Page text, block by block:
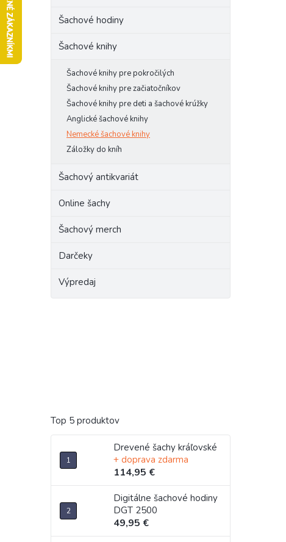
Šachové hodiny
Šachové knihy
Šachové knihy pre pokročilých
Šachové knihy pre začiatočníkov
Šachové knihy pre deti a šachové krúžky
Anglické šachové knihy
Nemecké šachové knihy
Záložky do kníh
Šachový antikvariát
Online šachy
Šachový merch
Darčeky
Výpredaj
Top 5 produktov
Drevené šachy kráľovské
+ doprava zdarma
114,95 €
Digitálne šachové hodiny
DGT 2500
49,95 €